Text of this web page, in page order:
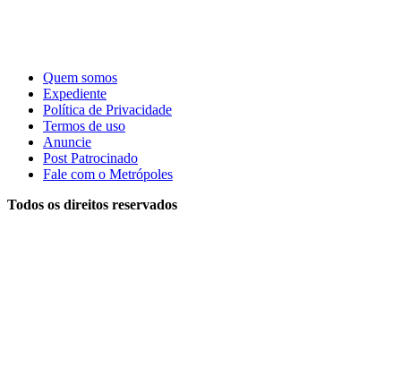
Quem somos
Expediente
Política de Privacidade
Termos de uso
Anuncie
Post Patrocinado
Fale com o Metrópoles
Todos os direitos reservados